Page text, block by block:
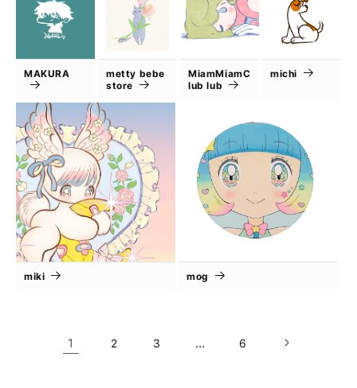
MAKURA
metty bebe
store
MiamMiamC
lub lub
michi
miki mog
1 2 3 … 6